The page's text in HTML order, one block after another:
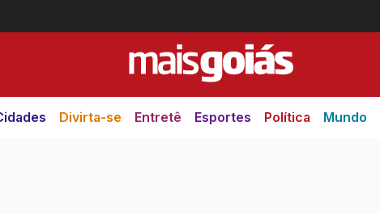
Divirta-se Entretê Esportes Política Mundo